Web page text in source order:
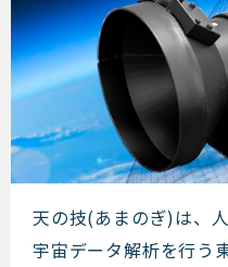
天の技
天の技(あまのぎ)は、
宇宙データ解析を行う